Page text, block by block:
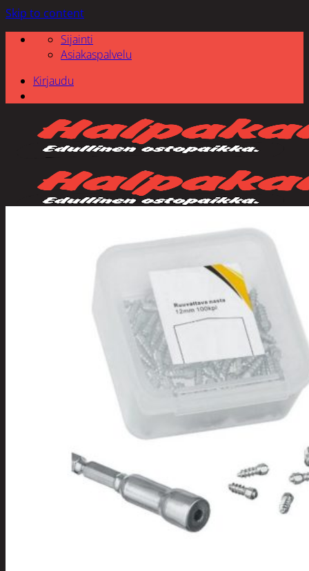
Skip to content
Sijainti
Asiakaspalvelu
Kirjaudu
Tuotevalikoima
Poistotuotteet
Kausituotteet
Joulu
Joulu- ja kausivalot
Eläimet ja
Kyntteliköt
kuusenvalot
Joulukoristeet
Kranssit ja